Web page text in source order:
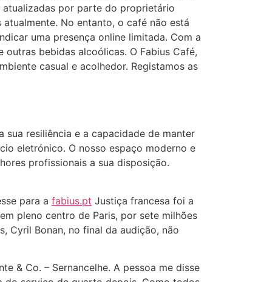
atualizadas por parte do proprietário
No entanto, o café não está
uma presença online limitada. Com a
bebidas alcoólicas. O Fabius Café,
casual e acolhedor. Registamos as
sua resiliência e a capacidade de manter
eletrónico. O nosso espaço moderno e
profissionais a sua disposição.
para a fabius.pt Justiça francesa foi a
pleno centro de Paris, por sete milhões
Cyril Bonan, no final da audição, não
& Co. – Sernancelhe. A pessoa me disse